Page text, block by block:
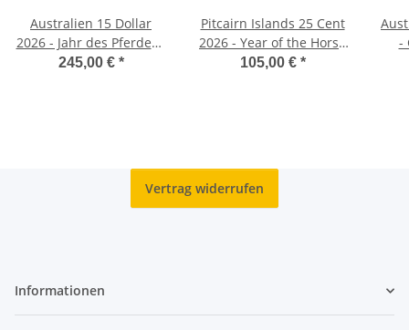
Australien 15 Dollar
2026 - Jahr des Pferdes -
1/10 oz. Platin
245,00 € *
Pitcairn Islands 25 Cent
2026 - Year of the Horse
- 0,5 g Gold
105,00 € *
-
Vertrag widerrufen
Informationen